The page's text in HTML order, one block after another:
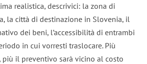
realistica, descrivici: la zona di
la città di destinazione in Slovenia, il
dei beni, l’accessibilità di entrambi
in cui vorresti traslocare. Più
il preventivo sarà vicino al costo